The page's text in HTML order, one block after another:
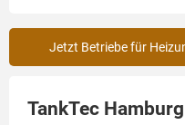
Jetzt Betriebe für
TankTec